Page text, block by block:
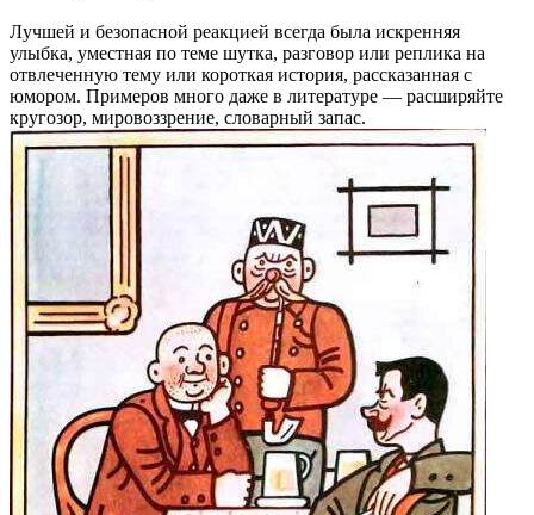
Лучшей и безопасной реакцией всегда была искренняя
улыбка, уместная по теме шутка, разговор или реплика на
отвлеченную тему или короткая история, рассказанная с
юмором. Примеров много даже в литературе — расширяйте
кругозор, мировоззрение, словарный запас.